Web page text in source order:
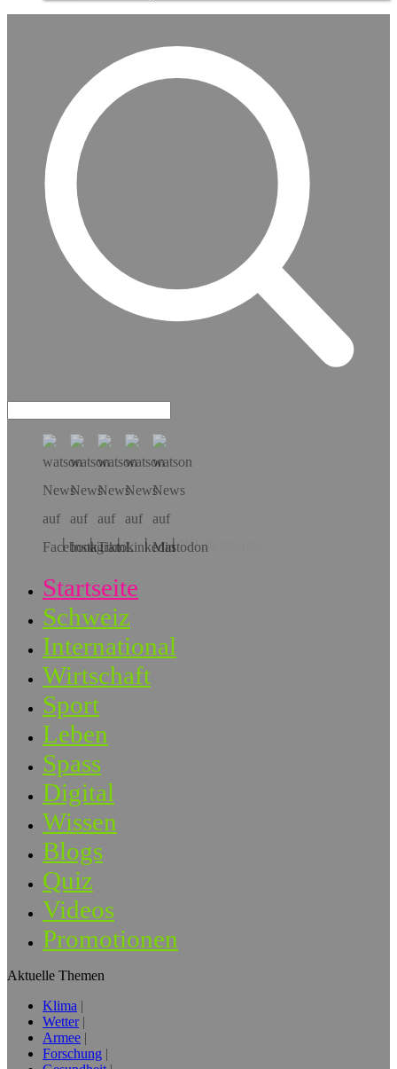
Hol dir die App!
Startseite
Schweiz
International
Wirtschaft
Sport
Leben
Spass
Digital
Wissen
Blogs
Quiz
Videos
Promotionen
Aktuelle Themen
Klima
Wetter
Armee
Forschung